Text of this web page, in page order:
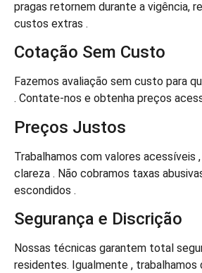
pragas retornem durante a vigência,
custos extras .
Cotação Sem Custo
Fazemos avaliação sem custo para
. Contate-nos e obtenha preços
Preços Justos
Trabalhamos com valores acessíveis
clareza . Não cobramos taxas
escondidos .
Segurança e Discrição
Nossas técnicas garantem total
residentes. Igualmente ,